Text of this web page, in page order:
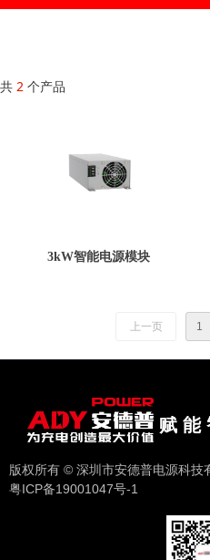
共 2 个产品
3kW智能电源模块
上一页 1
赋 能
版权所有 © 深圳市安德普电源科技
粤ICP备19001047号-1